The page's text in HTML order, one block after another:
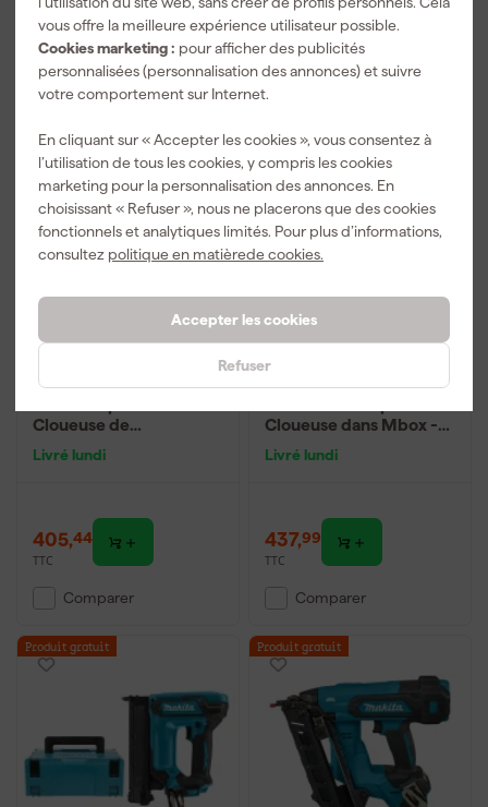
vous offre la meilleure expérience utilisateur possible.
Cookies marketing : pour afficher des publicités
personnalisées (personnalisation des annonces) et suivre
votre comportement sur Internet.
En cliquant sur « Accepter les cookies », vous consentez à
l’utilisation de tous les cookies, y compris les cookies
marketing pour la personnalisation des annonces. En
choisissant « Refuser », nous ne placerons que des cookies
fonctionnels et analytiques limités. Pour plus d’informations,
consultez politique en matièrede cookies.
Accepter les cookies
Refuser
699,21
TTC
Prix conseillé 562,00
446,43
TTC
DeWALT DCN930N 18V
Cloueuse de
shot & bumpfire - 50-90
Livré lundi
405,44
TTC
Comparer
Produit gratuit
Makita DBN610ZJ 18 V
Cloueuse dans Mbox -
Livré lundi
437,99
TTC
Comparer
Produit gratuit Produit gratuit